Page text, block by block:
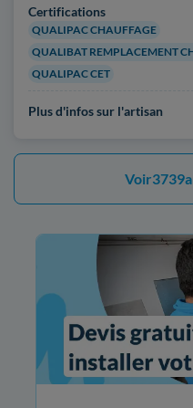
Certifications
QUALIPAC CHAUFFAGE
QUALIBAT REMPLACEMENT
QUALIPAC CET
Plus d'infos sur l'artisan
Voir3739